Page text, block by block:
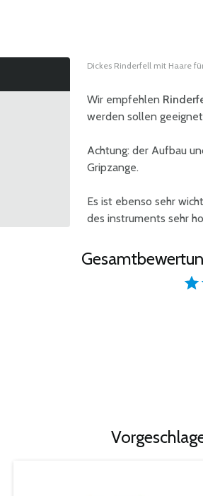
Dickes Rinderfell mit Haare
Wir empfehlen
werden sollen
Achtung: der Aufbau
Gripzange.
Es ist ebenso sehr
des instruments sehr